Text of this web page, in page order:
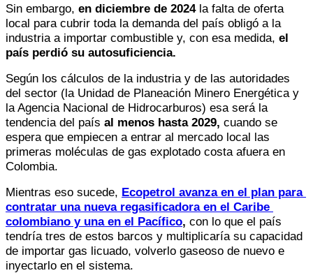
Sin embargo, en diciembre de 2024 la falta de oferta
local para cubrir toda la demanda del país obligó a la
industria a importar combustible y, con esa medida, el
país perdió su autosuficiencia.
Según los cálculos de la industria y de las autoridades
del sector (la Unidad de Planeación Minero Energética y
la Agencia Nacional de Hidrocarburos) esa será la
tendencia del país al menos hasta 2029, cuando se
espera que empiecen a entrar al mercado local las
primeras moléculas de gas explotado costa afuera en
Colombia.
Mientras eso sucede, Ecopetrol avanza en el plan para
contratar una nueva regasificadora en el Caribe
colombiano y una en el Pacífico, con lo que el país
tendría tres de estos barcos y multiplicaría su capacidad
de importar gas licuado, volverlo gaseoso de nuevo e
inyectarlo en el sistema.